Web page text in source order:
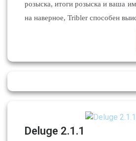
розыска, итоги розыска и ваша
на наверное, Tribler способен
Deluge 2.1.1